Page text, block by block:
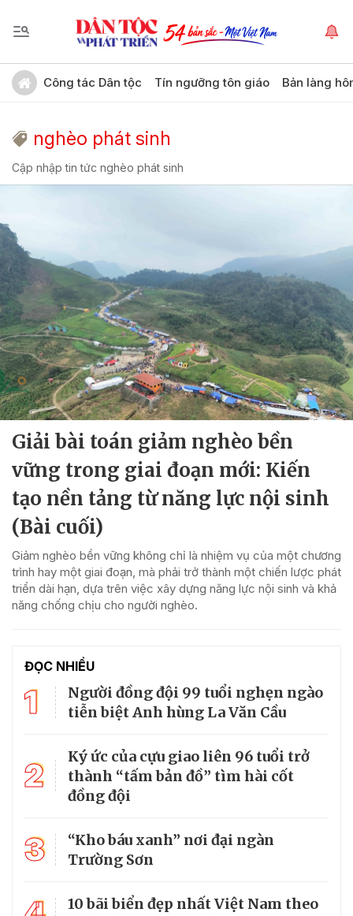
Công tác Dân tộc Tín ngưỡng tôn giáo Bản làng
nghèo phát sinh
Cập nhập tin tức nghèo phát sinh
Giải bài toán giảm nghèo bền
vững trong giai đoạn mới: Kiến
tạo nền tảng từ năng lực nội sinh
(Bài cuối)
Giảm nghèo bền vững không chỉ là nhiệm vụ của một chương
trình hay một giai đoạn, mà phải trở thành một chiến lược phát
triển dài hạn, dựa trên việc xây dựng năng lực nội sinh và khả
năng chống chịu cho người nghèo.
ĐỌC NHIỀU
1
Người đồng đội 99 tuổi nghẹn ngào
tiễn biệt Anh hùng La Văn Cầu
2
Ký ức của cựu giao liên 96 tuổi trở
thành “tấm bản đồ” tìm hài cốt
đồng đội
3
“Kho báu xanh” nơi đại ngàn
Trường Sơn
10 bãi biển đẹp nhất Việt Nam theo